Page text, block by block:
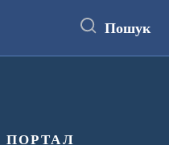
Пошук